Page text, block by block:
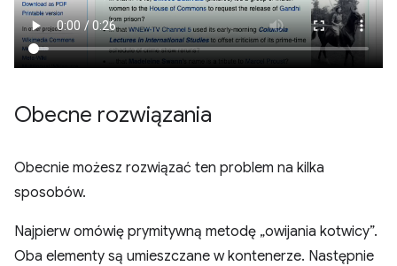
Obecne rozwiązania
Obecnie możesz rozwiązać ten problem na kilka
sposobów.
Najpierw omówię prymitywną metodę „owijania kotwicy”.
Oba elementy są umieszczane w kontenerze. Następnie